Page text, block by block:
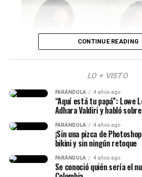
públicos. Además, se posesionarán
Cabe señalar que Abelardo ya envió
que será este día.
“Mi posesión será
más que una
Será la primera
demostración de
descentralización
ser un discurso para
Isabella Ladera (Imagen tomada de IG)
Y en esta oportunidad, Isabella habló
que ha atravesado su cuerpo tras
no siempre hay cuerpos
de parir.
CONTINUE READING
LO + VISTO
FARÁNDULA 4 años ago
“Aquí está tu papá”: Lowe
Adhara Valdiri y habló
FARÁNDULA 4 años ago
¡Sin una pizca de
bikini y sin ningún retoque
FARÁNDULA 4 años ago
Se conoció quién sería el